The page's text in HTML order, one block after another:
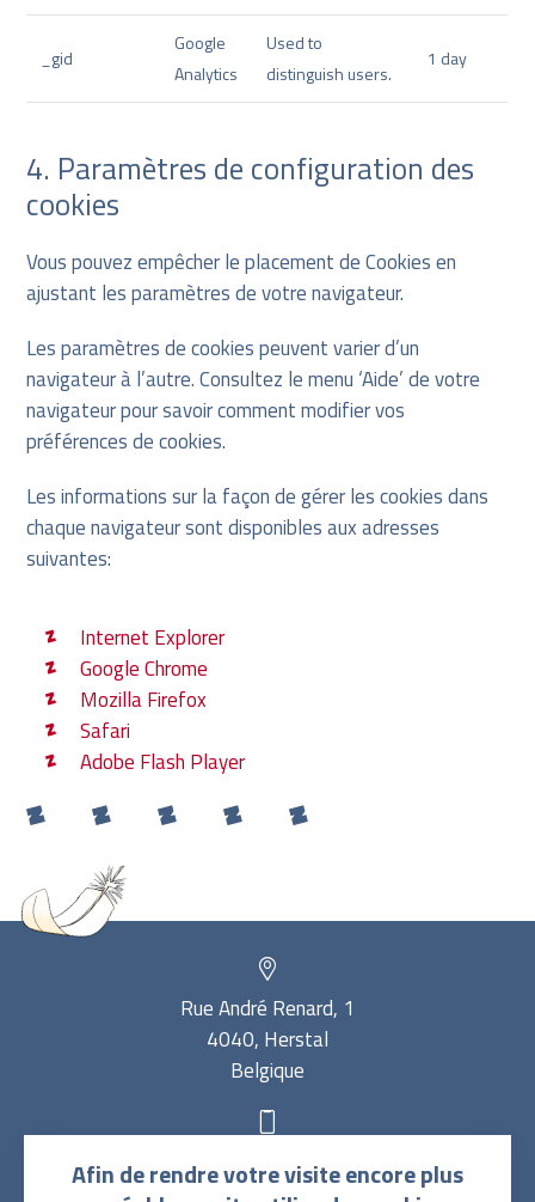
_gid
Google
Analytics
Used to
distinguish users.
1 day
4. Paramètres de configuration des
cookies
Vous pouvez empêcher le placement de Cookies en
ajustant les paramètres de votre navigateur.
Les paramètres de cookies peuvent varier d’un
navigateur à l’autre. Consultez le menu ‘Aide’ de votre
navigateur pour savoir comment modifier vos
préférences de cookies.
Les informations sur la façon de gérer les cookies dans
chaque navigateur sont disponibles aux adresses
suivantes:
Internet Explorer
Google Chrome
Mozilla Firefox
Safari
Adobe Flash Player
Rue André Renard, 1
4040, Herstal
Belgique
Renseignements et rendez-vous Centre du
Sommeil :
04 323 85
65
Afin de rendre votre visite encore plus